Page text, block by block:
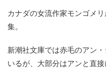
カナダの女流作家モンゴメ
集。
新潮社文庫では赤毛のアン
いるが、大部分はアンと直接